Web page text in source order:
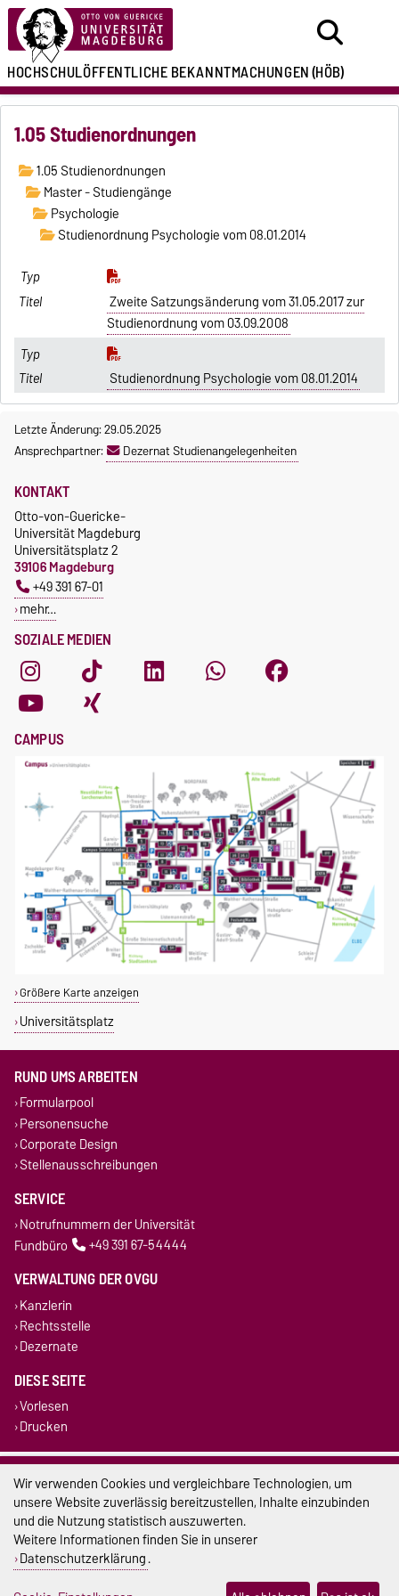
HOCHSCHULÖFFENTLICHEBEKANNTMACHUNGEN(HÖB)
1.05 Studienordnungen
1.05 Studienordnungen
Master - Studiengänge
Psychologie
Studienordnung Psychologie vom 08.01.2014
Zweite Satzungsänderung vom 31.05.2017 zur
Studienordnung vom 03.09.2008
Studienordnung Psychologie vom 08.01.2014
Letzte Änderung: 29.05.2025
Ansprechpartner:
Dezernat Studienangelegenheiten
SOZIALE MEDIEN
KONTAKT
Otto-von-Guericke-
Universität Magdeburg
Universitätsplatz 2
39106 Magdeburg
+49 391 67-01
mehr…
CAMPUS
Größere Karte anzeigen
Universitätsplatz
RUND UMS ARBEITEN
Formularpool
Personensuche
Corporate Design
Stellenausschreibungen
SERVICE
Notrufnummern der Universität
Fundbüro
+49 391 67-54444
VERWALTUNG DER OVGU
Kanzlerin
Rechtsstelle
Dezernate
DIESE SEITE
Vorlesen
Drucken
Impressum
Datenschutz
Barrierefreiheit
Cookie-Einstellungen
Wir verwenden Cookies und vergleichbare Technologien, um
unsere Website zuverlässig bereitzustellen, Inhalte einzubinden
und die Nutzung statistisch auszuwerten.
Weitere Informationen finden Sie in unserer
Datenschutzerklärung.